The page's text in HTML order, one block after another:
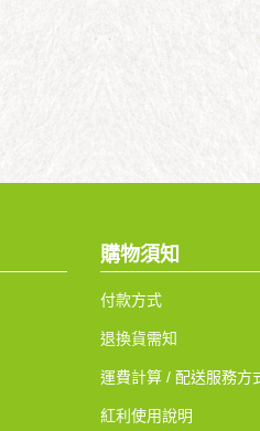
購物須知
付款方式
退換貨需知
運費計算 / 配送服務方
紅利使用說明